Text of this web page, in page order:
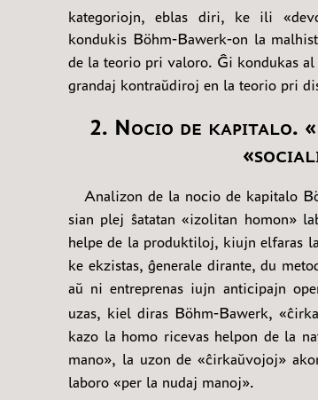
kategoriojn, eblas diri, ke ili
kondukis Böhm-Bawerk-on la
de la teorio pri valoro. Ĝi kondukas
grandaj kontraŭdiroj en la teorio pri
2. Nocio de kapitalo.
Analizon de la nocio de kapitalo
sian plej ŝatatan «izolitan homon»
helpe de la produktiloj, kiujn elfaras
ke ekzistas, ĝenerale dirante, du
aŭ ni entreprenas iujn anticipajn
uzas, kiel diras Böhm-Bawerk,
kazo la homo ricevas helpon de la
mano», la uzon de «ĉirkaŭvojoj»
laboro «per la nudaj manoj».